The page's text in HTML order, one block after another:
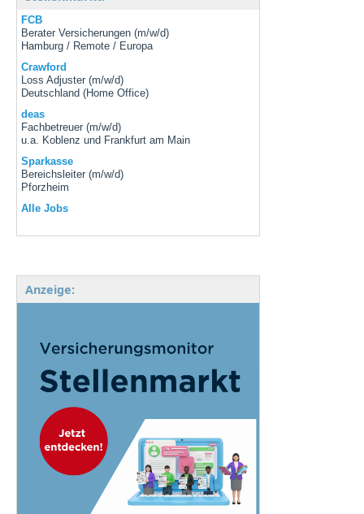
FCB
Berater Versicherungen (m/w/d)
Hamburg / Remote / Europa
Crawford
Loss Adjuster (m/w/d)
Deutschland (Home Office)
deas
Fachbetreuer (m/w/d)
u.a. Koblenz und Frankfurt am Main
Sparkasse
Bereichsleiter (m/w/d)
Pforzheim
Alle Jobs
Anzeige: